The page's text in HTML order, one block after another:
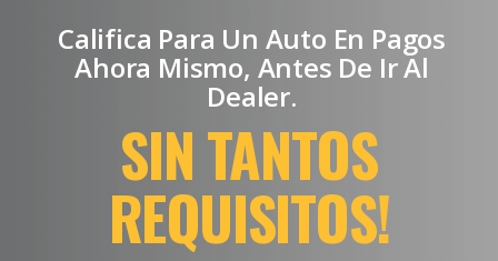
Califica Para Un Auto En Pagos
Ahora Mismo, Antes De Ir Al
Dealer.
SIN TANTOS
REQUISITOS!